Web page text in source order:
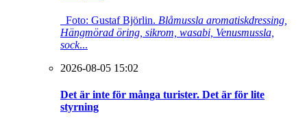
Foto: Gustaf Björlin. Blåmussla aromatiskdressing,
Hängmörad öring, sikrom, wasabi, Venusmussla,
sock...
2026-08-05 15:02
Det är inte för många turister. Det är för lite
styrning